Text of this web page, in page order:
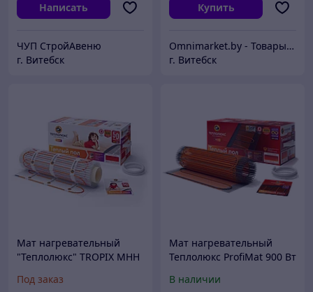
Написать
ЧУП СтройАвеню
г. Витебск
Купить
Omnimarket.by - Товары для дома и стройки с доставкой по Беларуси
г. Витебск
Мат нагревательный
"Теплолюкс" TROPIX МНН
Под заказ
Мат нагревательный
Теплолюкс ProfiMat 900 Вт
Россия
В наличии